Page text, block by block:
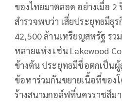
ของไทยมาตลอด อย่างเมื่อ 2
สำรวจพบว่า เสี่ยประยุทธมีธุ
42,500 ล้านเหรียญสหรัฐ รว
หลายแห่ง เช่น Lakewood
ข้างต้น ประยุทธมีชื่อตกเป็นผู้
ข้อหาร่วมกันขยายเนื้อที่ของ
ร้างสนามกอล์ฟที่นครราชสีม